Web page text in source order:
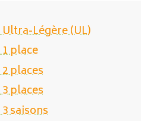
Légère (UL)
place
places
places
saisons